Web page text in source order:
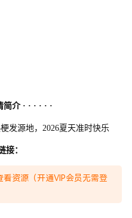
介 · · · · · ·
源地，2026夏天准时快乐
接：
看资源（开通VIP会员无需登